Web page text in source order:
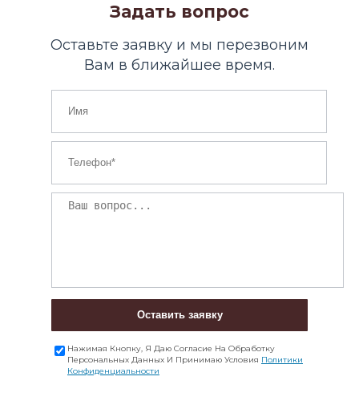
Задать вопрос
Оставьте заявку и мы перезвоним
Вам в ближайшее время.
Оставить заявку
Нажимая Кнопку, Я Даю Согласие На Обработку
Персональных Данных И Принимаю Условия Политики
Конфиденциальности